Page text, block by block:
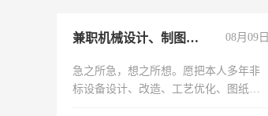
兼职机械设计、制图、设备改造 08月09日
急之所急，想之所想。愿把本人多年非
标设备设计、改造、工艺优化、图纸制